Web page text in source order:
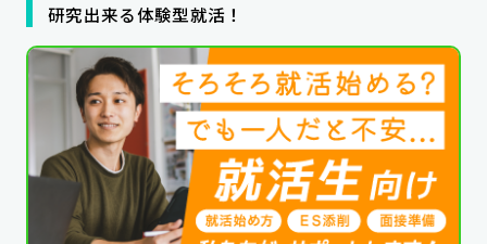
研究出来る体験型就活！